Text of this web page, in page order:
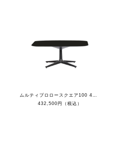
432,500円（税込）